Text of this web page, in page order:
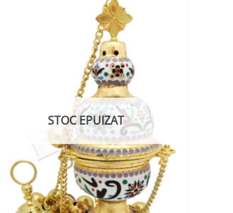
STOC EPUIZAT